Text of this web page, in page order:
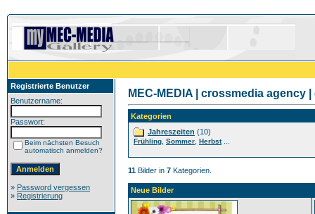
Registrierte Benutzer
Benutzername:
Passwort:
Beim nächsten Besuch
automatisch anmelden?
» Password vergessen
» Registrierung
MEC-MEDIA | crossmedia
Kategorien
Jahreszeiten (10)
Frühling Sommer Herbst...
11 Bilder in 7 Kategorien.
Neue Bilder